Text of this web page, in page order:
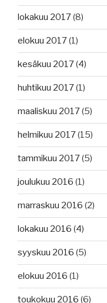
lokakuu 2017(8)
elokuu 2017(1)
kesäkuu 2017(4)
huhtikuu 2017(1)
maaliskuu 2017(5)
helmikuu 2017(15)
tammikuu 2017(5)
joulukuu 2016 (1)
marraskuu 2016 (2)
lokakuu 2016 (4)
syyskuu 2016 (5)
elokuu 2016 (1)
toukokuu 2016 (6)